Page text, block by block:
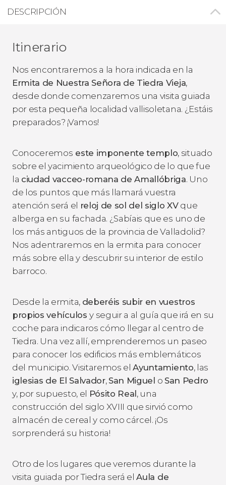
DESCRIPCIÓN
Itinerario
Nos encontraremos a la hora indicada en la
Ermita de Nuestra Señora de Tiedra Vieja,
desde donde comenzaremos una visita guiada
por esta pequeña localidad vallisoletana. ¿Estáis
preparados? ¡Vamos!
Conoceremos este imponente templo, situado
sobre el yacimiento arqueológico de lo que fue
la ciudad vacceo-romana de Amallóbriga. Uno
de los puntos que más llamará vuestra
atención será el reloj de sol del siglo XVque
alberga en su fachada. ¿Sabíais que es uno de
los más antiguos de la provincia de Valladolid?
Nos adentraremos en la ermita para conocer
más sobre ella y descubrir su interior de estilo
barroco.
Desde la ermita, deberéis subir en vuestros
propios vehículosy seguir a al guía que irá en su
coche para indicaros cómo llegar al centro de
Tiedra. Una vez allí, emprenderemos un paseo
para conocer los edificios más emblemáticos
del municipio. Visitaremos elAyuntamiento, las
iglesias de El Salvador, San Miguel o San Pedro
y, por supuesto, el Pósito Real, una
construcción del siglo XVIII que sirvió como
almacén de cereal y como cárcel. ¡Os
sorprenderá su historia!
Otro de los lugares que veremos durante la
visita guiada por Tiedra será elAula de